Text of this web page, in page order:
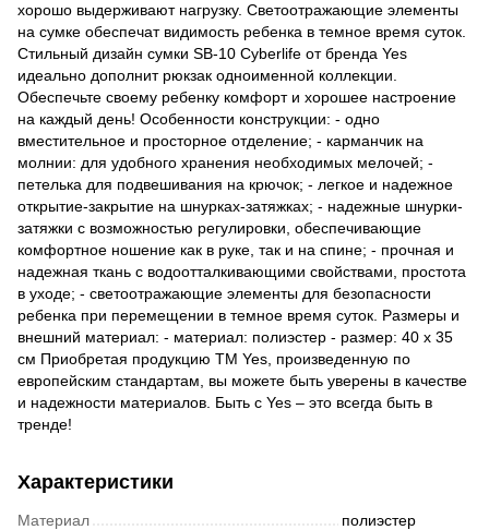
хорошо выдерживают нагрузку. Светоотражающие элементы
на сумке обеспечат видимость ребенка в темное время суток.
Стильный дизайн сумки SB-10 Cyberlife от бренда Yes
идеально дополнит рюкзак одноименной коллекции.
Обеспечьте своему ребенку комфорт и хорошее настроение
на каждый день! Особенности конструкции: - одно
вместительное и просторное отделение; - карманчик на
молнии: для удобного хранения необходимых мелочей; -
петелька для подвешивания на крючок; - легкое и надежное
открытие-закрытие на шнурках-затяжках; - надежные шнурки-
затяжки с возможностью регулировки, обеспечивающие
комфортное ношение как в руке, так и на спине; - прочная и
надежная ткань с водоотталкивающими свойствами, простота
в уходе; - светоотражающие элементы для безопасности
ребенка при перемещении в темное время суток. Размеры и
внешний материал: - материал: полиэстер - размер: 40 х 35
см Приобретая продукцию TM Yes, произведенную по
европейским стандартам, вы можете быть уверены в качестве
и надежности материалов. Быть с Yes – это всегда быть в
тренде!
Характеристики
Материал полиэстер